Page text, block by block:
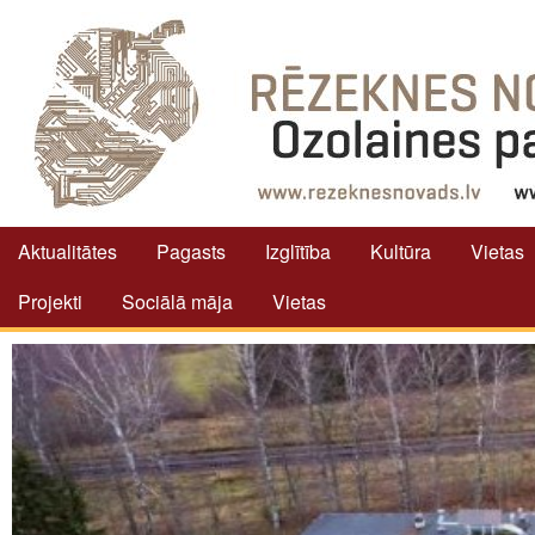
Aktualitātes Pagasts Izglītība Kultūra
Vietas
Projekti
Sociālā māja Vietas